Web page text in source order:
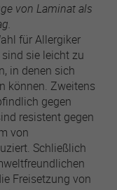
von Laminat als
für Allergiker
sie leicht zu
in denen sich
können. Zweitens
gegen
resistent gegen
von
Schließlich
Freisetzung von